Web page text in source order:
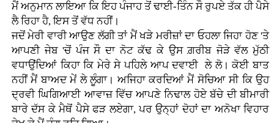
ਮੈਂ ਅਨੁਮਾਨ ਲਾਇਆ ਕਿ ਇਹ ਪੰਜਾਹ ਤੋਂ ਢਾਈ-ਤਿੰਨ ਸੌ ਰੁਪਏ ਤੱਕ ਹੀ ਪੈਸੇ
ਲੈ ਰਿਹਾ ਹੈ, ਇਸ ਤੋਂ ਵੱਧ ਨਹੀਂ।
ਜਦੋਂ ਮੇਰੀ ਵਾਰੀ ਆਉਣ ਲੱਗੀ ਤਾਂ ਮੈਂ ਖੜੇ ਮਰੀਜ਼ਾਂ ਦਾ ਓਹਲਾ ਜਿਹਾ ਹੋਣ 'ਤੇ
ਆਪਣੀ ਜੇਬ 'ਚੋਂ ਪੰਜ ਸੌ ਦਾ ਨੋਟ ਕੱਢ ਕੇ ਉਸ ਗ਼ਰੀਬ ਜੋੜੇ ਵੱਲ ਮੁੱਠੀ
ਵਧਾਉਂਦਿਆਂ ਕਿਹਾ ਕਿ ਮੇਰੇ ਸੇ ਪਹਿਲੇ ਆਪ ਦਵਾਈ ਲੇ ਲੋ। ਕੋਈ ਬਾਤ
ਨਹੀਂ ਮੈਂ ਬਾਅਦ ਮੇਂ ਲੇ ਲੂੰਗਾ। ਅਜਿਹਾ ਕਰਦਿਆਂ ਮੈਂ ਸੋਚਿਆ ਸੀ ਕਿ ਉਹ
ਦ੍ਰਵੀ ਘਿਗਿਆਈ ਆਵਾਜ਼ ਵਿੱਚ ਆਪਣੇ ਨਿਢਾਲ ਹੋਏ ਬੱਚੇ ਦੀ ਬੀਮਾਰੀ
ਬਾਰੇ ਦੱਸ ਕੇ ਮੈਥੋਂ ਪੈਸੇ ਫੜ ਲਏਗਾ, ਪਰ ਉਨ੍ਹਾਂ ਦੋਹਾਂ ਦਾ ਅਨੋਖਾ ਵਿਹਾਰ